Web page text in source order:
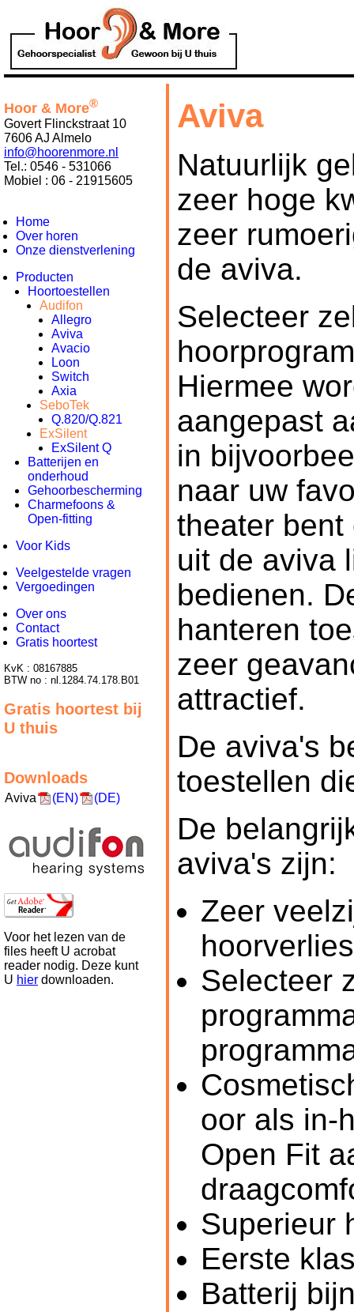
Hoor & More®
Govert Flinckstraat 10
7606 AJ Almelo
info@hoorenmore.nl
Tel.: 0546 - 531066
Mobiel : 06 - 21915605
Home
Over horen
Onze dienstverlening
Producten
Hoortoestellen
Audifon
Allegro
Aviva
Avacio
Loon
Switch
Axia
SeboTek
Q.820/Q.821
ExSilent
ExSilent Q
Batterijen en
onderhoud
Gehoorbescherming
Charmefoons &
Open-fitting
Voor Kids
Veelgestelde vragen
Vergoedingen
Over ons
Contact
Gratis hoortest
KvK : 08167885
BTW no : nl.1284.74.178.B01
Gratis hoortest bij
U thuis
Downloads
Aviva (EN) (DE)
Voor het lezen van de
files heeft U acrobat
reader nodig. Deze kunt
U hier downloaden.
Aviva
Natuurlijk
zeer hoge
zeer
de aviva.
Selecteer
Hiermee
aangepast
in
naar uw
theater bent
uit de aviva
bedienen.
hanteren
zeer
attractief.
De aviva's
toestellen
De
aviva's zijn:
Zeer
Selecteer
oor als in-
Open Fit
Superieur
Eerste
Batterij